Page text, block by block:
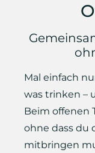
Mal einfach
was trinken –
Beim offenen
ohne dass du
mitbringen